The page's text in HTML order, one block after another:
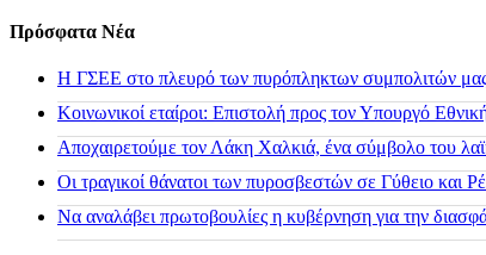
Πρόσφατα Νέα
H ΓΣΕΕ στο πλευρό των πυρόπληκτων συμπολιτών
Κοινωνικοί εταίροι: Επιστολή προς τον Υπουργό
Αποχαιρετούμε τον Λάκη Χαλκιά, ένα σύμβολο του
Οι τραγικοί θάνατοι των πυροσβεστών σε Γύθειο και
Να αναλάβει πρωτοβουλίες η κυβέρνηση για την